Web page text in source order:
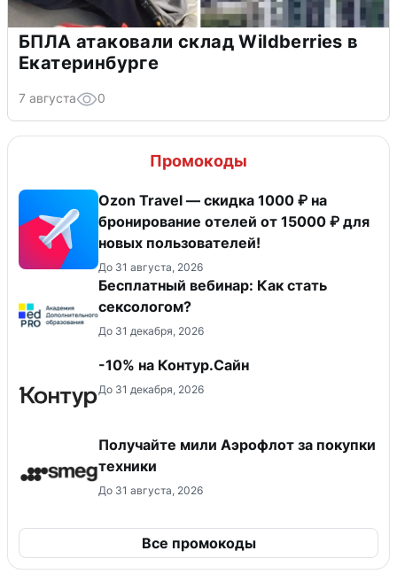
БПЛА атаковали склад Wildberries в
Екатеринбурге
7 августа 0
Промокоды
Ozon Travel — скидка 1000 ₽ на
бронирование отелей от 15000 ₽ для
новых пользователей!
До 31 августа, 2026
Бесплатный вебинар: Как стать
сексологом?
До 31 декабря, 2026
-10% на Контур.Сайн
До 31 декабря, 2026
Получайте мили Аэрофлот за покупки
техники
До 31 августа, 2026
Все промокоды